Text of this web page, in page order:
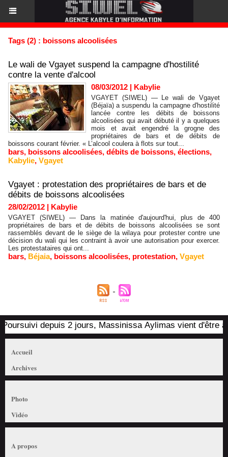
Tags (2) : boissons alcoolisées
Le wali de Vgayet suspend la campagne d'hostilité
contre la vente d'alcool
08/03/2012 | Kabylie
VGAYET (SIWEL) — Le wali de Vgayet
(Béjaïa) a suspendu la campagne d'hostilité
lancée contre les débits de boissons
alcoolisées qui avait débuté il y a quelques
mois et avait engendré la grogne des
propriétaires de bars et de débits de
boissons courant février. « L’alcool coulera à flots sur tout...
bars, boissons alcoolisées, débits de boissons, élections,
Kabylie, Vgayet
Vgayet : protestation des propriétaires de bars et de
débits de boissons alcoolisées
28/02/2012 | Kabylie
VGAYET (SIWEL) — Dans la matinée d'aujourd'hui, plus de 400
propriétaires de bars et de débits de boissons alcoolisées se sont
rassemblés devant de le siège de la wilaya pour protester contre une
décision du wali qui les contraint à avoir une autorisation pour exercer.
Les protestataires qui ont...
bars, Béjaia, boissons alcoolisées, protestation, Vgayet
depuis 2 jours, Massinissa Aylimas vient d'être
Accueil
Archives
Photo
Vidéo
A propos